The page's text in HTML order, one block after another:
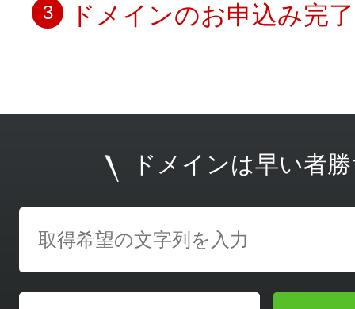
3 ドメインのお申込み完了
ドメインは早い者